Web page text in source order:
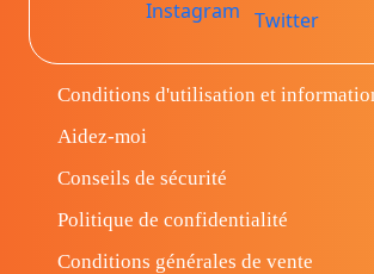
Conditions d'utilisation et
Aidez-moi
Conseils de sécurité
Politique de confidentialité
Conditions générales de vente